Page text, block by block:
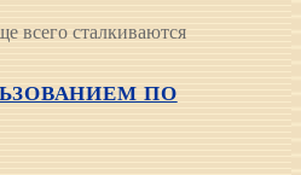
всего сталкиваются
ПО